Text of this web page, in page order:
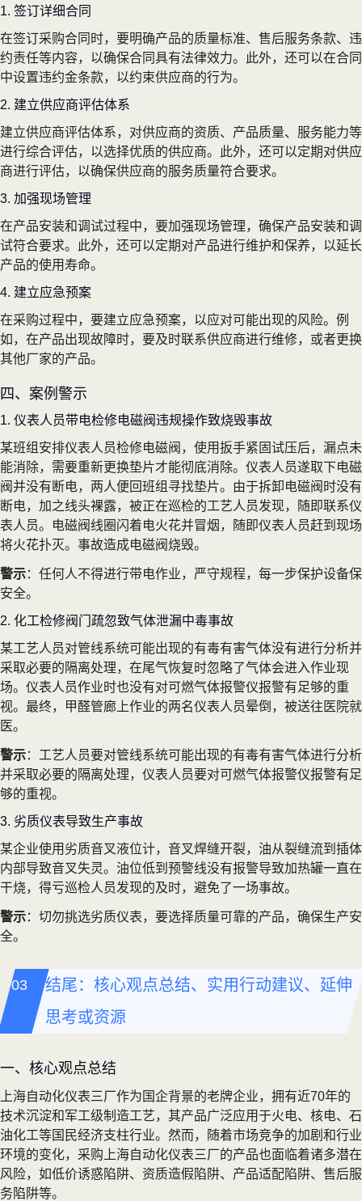
1. 签订详细合同
在签订采购合同时，要明确产品的质量标准、售后服务条款、违
约责任等内容，以确保合同具有法律效力。此外，还可以在合同
中设置违约金条款，以约束供应商的行为。
2. 建立供应商评估体系
建立供应商评估体系，对供应商的资质、产品质量、服务能力等
进行综合评估，以选择优质的供应商。此外，还可以定期对供应
商进行评估，以确保供应商的服务质量符合要求。
3. 加强现场管理
在产品安装和调试过程中，要加强现场管理，确保产品安装和调
试符合要求。此外，还可以定期对产品进行维护和保养，以延长
产品的使用寿命。
4. 建立应急预案
在采购过程中，要建立应急预案，以应对可能出现的风险。例
如，在产品出现故障时，要及时联系供应商进行维修，或者更换
其他厂家的产品。
四、案例警示
1. 仪表人员带电检修电磁阀违规操作致烧毁事故
某班组安排仪表人员检修电磁阀，使用扳手紧固试压后，漏点未
能消除，需要重新更换垫片才能彻底消除。仪表人员遂取下电磁
阀并没有断电，两人便回班组寻找垫片。由于拆卸电磁阀时没有
断电，加之线头裸露，被正在巡检的工艺人员发现，随即联系仪
表人员。电磁阀线圈闪着电火花并冒烟，随即仪表人员赶到现场
将火花扑灭。事故造成电磁阀烧毁。
警示：任何人不得进行带电作业，严守规程，每一步保护设备保
安全。
2. 化工检修阀门疏忽致气体泄漏中毒事故
某工艺人员对管线系统可能出现的有毒有害气体没有进行分析并
采取必要的隔离处理，在尾气恢复时忽略了气体会进入作业现
场。仪表人员作业时也没有对可燃气体报警仪报警有足够的重
视。最终，甲醛管廊上作业的两名仪表人员晕倒，被送往医院就
医。
警示：工艺人员要对管线系统可能出现的有毒有害气体进行分析
并采取必要的隔离处理，仪表人员要对可燃气体报警仪报警有足
够的重视。
3. 劣质仪表导致生产事故
某企业使用劣质音叉液位计，音叉焊缝开裂，油从裂缝流到插体
内部导致音叉失灵。油位低到预警线没有报警导致加热罐一直在
干烧，得亏巡检人员发现的及时，避免了一场事故。
警示：切勿挑选劣质仪表，要选择质量可靠的产品，确保生产安
全。
结尾：核心观点总结、实用行动建议、延伸
思考或资源
一、核心观点总结
上海自动化仪表三厂作为国企背景的老牌企业，拥有近70年的
技术沉淀和军工级制造工艺，其产品广泛应用于火电、核电、石
油化工等国民经济支柱行业。然而，随着市场竞争的加剧和行业
环境的变化，采购上海自动化仪表三厂的产品也面临着诸多潜在
风险，如低价诱惑陷阱、资质造假陷阱、产品适配陷阱、售后服
务陷阱等。